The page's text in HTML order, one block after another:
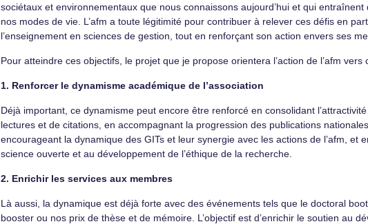
sociétaux et environnementaux que nous connaissons aujourd’hui et qui
nos modes de vie. L’afm a toute légitimité pour contribuer à relever ces défis en
l’enseignement en sciences de gestion, tout en renforçant son action envers ses
Pour atteindre ces objectifs, le projet que je propose orientera l’action de l’afm vers
1. Renforcer le dynamisme académique de l’association
Déjà important, ce dynamisme peut encore être renforcé en consolidant
lectures et de citations, en accompagnant la progression des publications
encourageant la dynamique des GITs et leur synergie avec les actions de l’afm, et
science ouverte et au développement de l’éthique de la recherche.
2. Enrichir les services aux membres
Là aussi, la dynamique est déjà forte avec des événements tels que le doctoral
booster ou nos prix de thèse et de mémoire. L’objectif est d’enrichir le soutien au